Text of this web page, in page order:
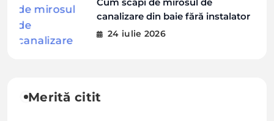
canalizare din baie fără instalator
24 iulie 2026
Merită citit